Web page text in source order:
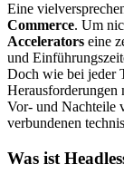
Eine
Commerce. Um
Accelerators eine
und
Doch wie bei jeder
Vor- und Nachteile
verbundenen
Was ist